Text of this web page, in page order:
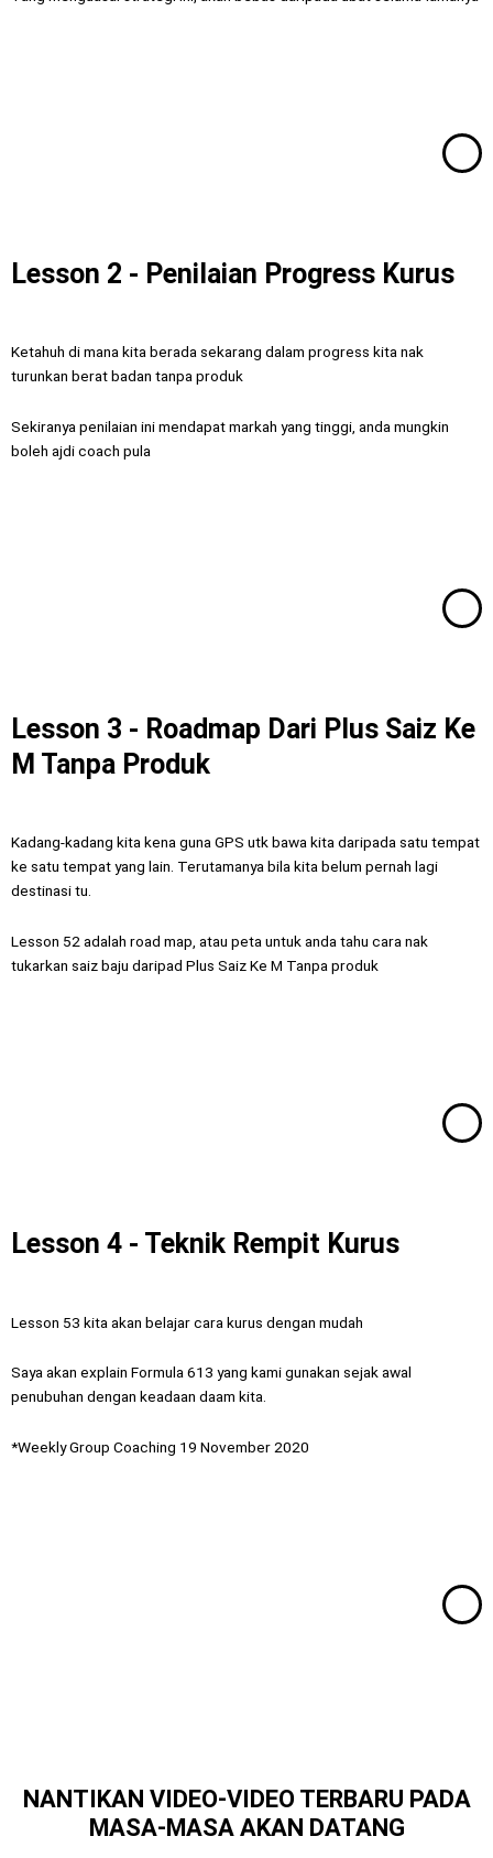
Lesson 2 - Penilaian Progress Kurus
Ketahuh di mana kita berada sekarang dalam progress kita nak
turunkan berat badan tanpa produk
Sekiranya penilaian ini mendapat markah yang tinggi, anda mungkin
boleh ajdi coach pula
Lesson 3 - Roadmap Dari Plus Saiz Ke
M Tanpa Produk
Kadang-kadang kita kena guna GPS utk bawa kita daripada satu tempat
ke satu tempat yang lain. Terutamanya bila kita belum pernah lagi
destinasi tu.
Lesson 52 adalah road map, atau peta untuk anda tahu cara nak
tukarkan saiz baju daripad Plus Saiz Ke M Tanpa produk
Lesson 4 - Teknik Rempit Kurus
Lesson 53 kita akan belajar cara kurus dengan mudah
Saya akan explain Formula 613 yang kami gunakan sejak awal
penubuhan dengan keadaan daam kita.
*Weekly Group Coaching 19 November 2020
NANTIKAN VIDEO-VIDEO TERBARU PADA
MASA-MASA AKAN DATANG